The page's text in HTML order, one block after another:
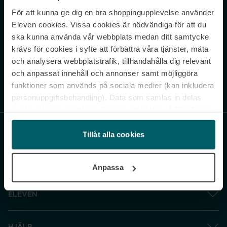
För att kunna ge dig en bra shoppingupplevelse använder
Eleven cookies. Vissa cookies är nödvändiga för att du
ska kunna använda vår webbplats medan ditt samtycke
krävs för cookies i syfte att förbättra våra tjänster, mäta
och analysera webbplatstrafik, tillhandahålla dig relevant
och anpassat innehåll och annonser samt möjliggöra
funktioner som används på sociala medier (kan inkludera
personuppgiftsbehandling). Data som samlas in delas
och gå vidare” accepterar du samtliga cookies medan du
under ”Inställningar” kan anpassa användningen av
cookies. Du kan återkalla ditt samtycke när som helst.
Tillåt alla cookies
Anpassa
Never miss a beat.
Sign up to our newsletter.
Genom att prenumerera accepterar du vår Integritetspolicy. Avprenumerera
ELEVEN